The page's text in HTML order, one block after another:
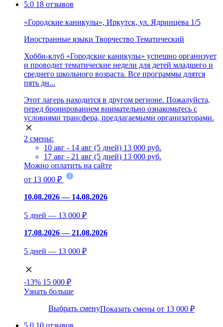
5.0 18 отзывов
«Городские каникулы», Иркутск, ул. Ядринцева 1/5
Иностранные языки Творчество Тематический
Хобби-клуб «Городские каникулы» успешно организует
и проводит тематические недели для детей младшего и
среднего школьного возраста. Все программы длятся
пять дн...
Этот лагерь находится в другом регионе. Пожалуйста,
перед бронированием внимательно ознакомьтесь с
условиями трансфера, предлагаемыми организаторами.
2 смены:
10 авг - 14 авг (5 дней) 13 000 руб.
17 авг - 21 авг (5 дней) 13 000 руб.
Можно оплатить на сайте
от 13 000 ₽
10.08.2026 — 14.08.2026
5 дней — 13 000 ₽
17.08.2026 — 21.08.2026
5 дней — 13 000 ₽
-13% 15 000 ₽
Узнать больше
Выбрать сменуПоказать смены от 13 000 ₽
5.0 10 отзывов